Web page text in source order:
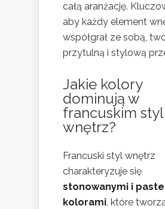
całą aranżację.
aby każdy element
współgrał ze sobą,
przytulną i stylową
Jakie kolory
dominują w
francuskim
wnętrz?
Francuski styl wnętrz
charakteryzuje się
stonowanymi i
kolorami, które